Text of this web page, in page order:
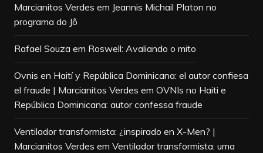
Marcianitos Verdes em Jeannis Michail Platon no
programa do Jô
Rafael Souza em Roswell: Avaliando o mito
Ovnis en Haití y República Dominicana: el autor confiesa
el fraude | Marcianitos Verdes em OVNIs no Haiti e
República Dominicana: autor confessa fraude
Ventilador transformista: ¿inspirado en X-Men? |
Marcianitos Verdes em Ventilador transformista: uma